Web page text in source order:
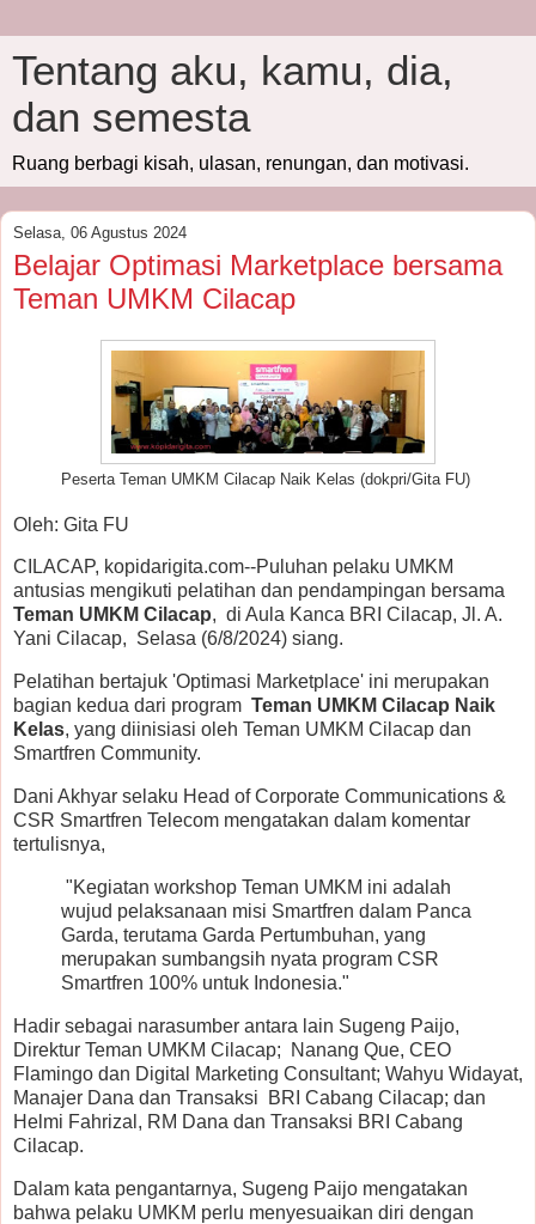
Tentang aku, kamu, dia,
dan semesta
Ruang berbagi kisah, ulasan, renungan, dan motivasi.
Selasa, 06 Agustus 2024
Belajar Optimasi Marketplace bersama
Teman UMKM Cilacap
Peserta Teman UMKM Cilacap Naik Kelas (dokpri/Gita FU)
Oleh: Gita FU
CILACAP, kopidarigita.com--Puluhan pelaku UMKM
antusias mengikuti pelatihan dan pendampingan bersama
Teman UMKM Cilacap, di Aula Kanca BRI Cilacap, Jl. A.
Yani Cilacap, Selasa (6/8/2024) siang.
Pelatihan bertajuk 'Optimasi Marketplace' ini merupakan
bagian kedua dari program Teman UMKM Cilacap Naik
Kelas, yang diinisiasi oleh Teman UMKM Cilacap dan
Smartfren Community.
Dani Akhyar selaku Head of Corporate Communications &
CSR Smartfren Telecom mengatakan dalam komentar
tertulisnya,
"Kegiatan workshop Teman UMKM ini adalah
wujud pelaksanaan misi Smartfren dalam Panca
Garda, terutama Garda Pertumbuhan, yang
merupakan sumbangsih nyata program CSR
Smartfren 100% untuk Indonesia."
Hadir sebagai narasumber antara lain Sugeng Paijo,
Direktur Teman UMKM Cilacap; Nanang Que, CEO
Flamingo dan Digital Marketing Consultant; Wahyu Widayat,
Manajer Dana dan Transaksi BRI Cabang Cilacap; dan
Helmi Fahrizal, RM Dana dan Transaksi BRI Cabang
Cilacap.
Dalam kata pengantarnya, Sugeng Paijo mengatakan
bahwa pelaku UMKM perlu menyesuaikan diri dengan